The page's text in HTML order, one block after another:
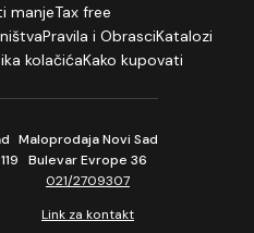
manjeTax free
Pravila i ObrasciKatalozi
kolačićaKako kupovati
Maloprodaja Novi Sad
Bulevar Evrope 36
021/2709307
Link za kontakt